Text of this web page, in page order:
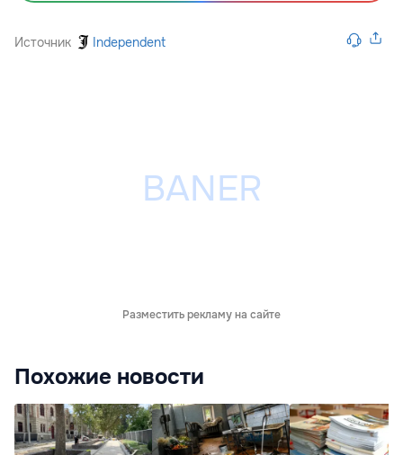
Источник Independent
Разместить рекламу на сайте
Похожие новости